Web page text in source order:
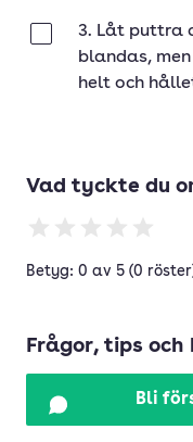
3. Låt puttra
blandas,
helt och
Vad tyckte du
Betyg: 0 av 5 (0
Frågor, tips
Bli